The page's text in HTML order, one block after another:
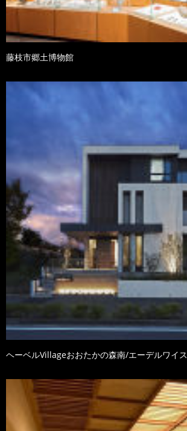
藤枝市郷土博物館
ヘーベルVillageおおたかの森南/エーデルワイス